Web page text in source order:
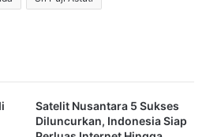
Mengutip laman
dirinya sebagai salah
beroperasi di internet. Secara
sebagai lapisan antara
Satelit Nusantara 5 Sukses
Diluncurkan, Indonesia Siap